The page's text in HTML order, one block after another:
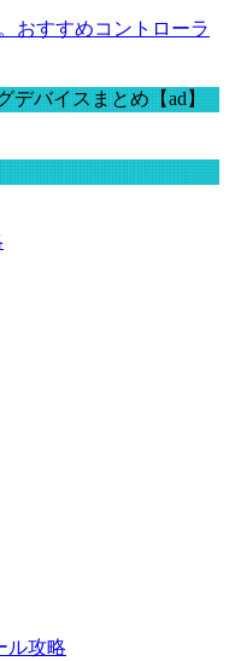
おすすめコントローラ
デバイスまとめ【ad】
ル攻略